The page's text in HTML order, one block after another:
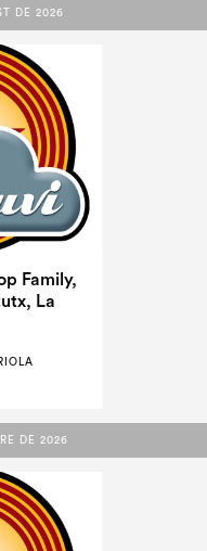
DE 2026
DE 2026
Family,
La
DE 2026
DE 2026